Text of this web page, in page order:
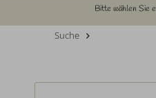
Bitte wählen Sie
Suche